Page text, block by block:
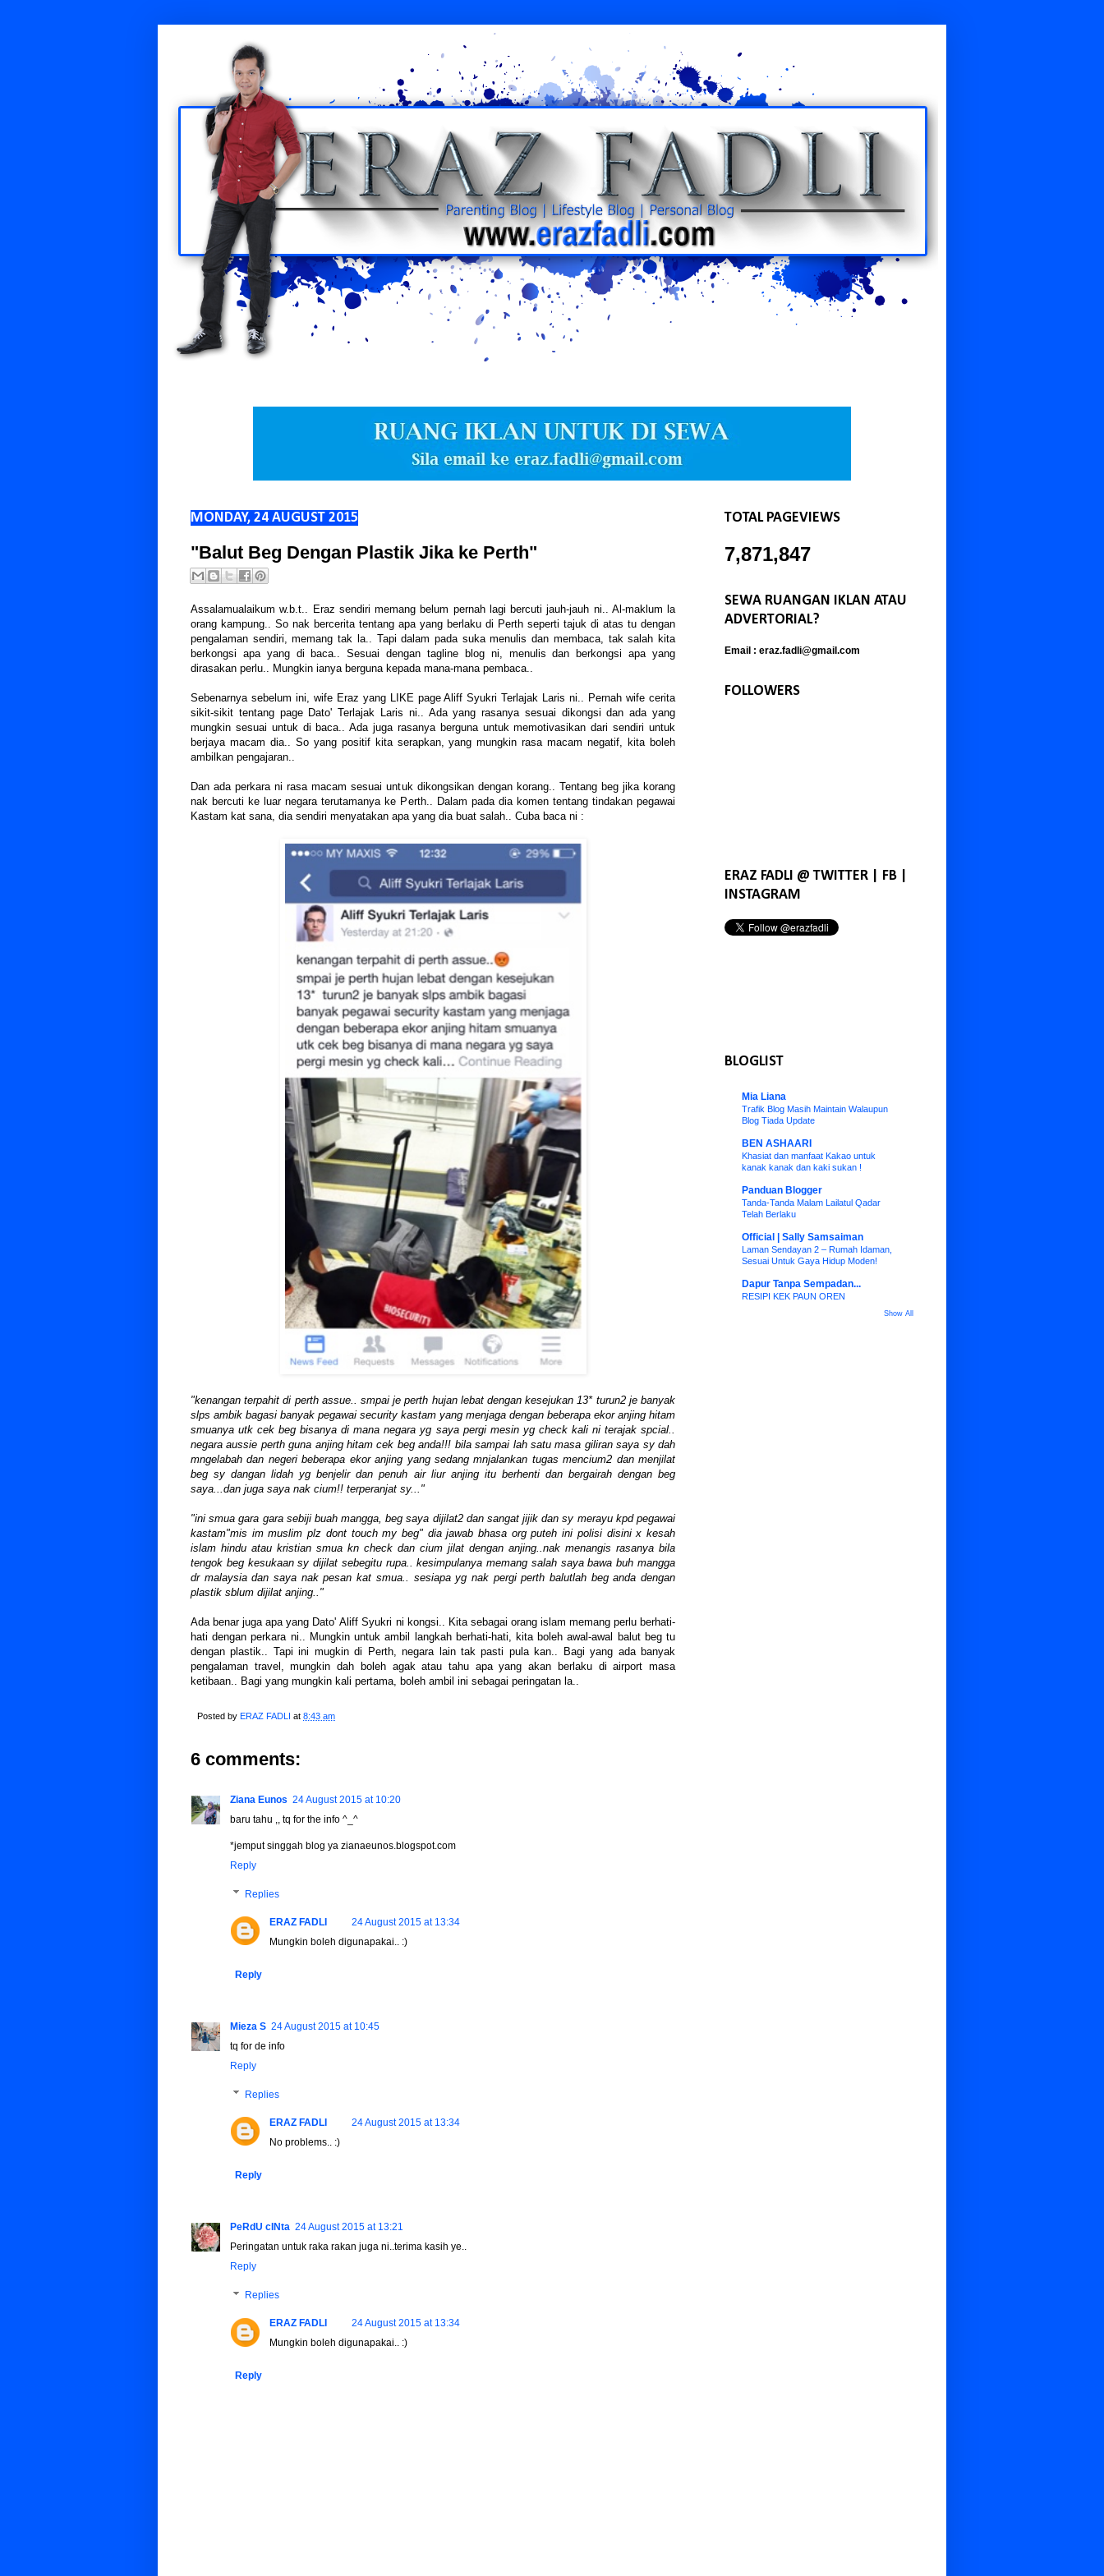
MONDAY, 24 AUGUST 2015
"Balut Beg Dengan Plastik Jika ke Perth"
Assalamualaikum w.b.t.. Eraz sendiri memang belum pernah lagi bercuti jauh-jauh ni.. Al-maklum la
orang kampung.. So nak bercerita tentang apa yang berlaku di Perth seperti tajuk di atas tu dengan
pengalaman sendiri, memang tak la.. Tapi dalam pada suka menulis dan membaca, tak salah kita
berkongsi apa yang di baca.. Sesuai dengan tagline blog ni, menulis dan berkongsi apa yang
dirasakan perlu.. Mungkin ianya berguna kepada mana-mana pembaca..
Sebenarnya sebelum ini, wife Eraz yang LIKE page Aliff Syukri Terlajak Laris ni.. Pernah wife cerita
sikit-sikit tentang page Dato' Terlajak Laris ni.. Ada yang rasanya sesuai dikongsi dan ada yang
mungkin sesuai untuk di baca.. Ada juga rasanya berguna untuk memotivasikan dari sendiri untuk
berjaya macam dia.. So yang positif kita serapkan, yang mungkin rasa macam negatif, kita boleh
ambilkan pengajaran..
Dan ada perkara ni rasa macam sesuai untuk dikongsikan dengan korang.. Tentang beg jika korang
nak bercuti ke luar negara terutamanya ke Perth.. Dalam pada dia komen tentang tindakan pegawai
Kastam kat sana, dia sendiri menyatakan apa yang dia buat salah.. Cuba baca ni :
"kenangan terpahit di perth assue.. smpai je perth hujan lebat dengan kesejukan 13* turun2 je banyak
slps ambik bagasi banyak pegawai security kastam yang menjaga dengan beberapa ekor anjing hitam
smuanya utk cek beg bisanya di mana negara yg saya pergi mesin yg check kali ni terajak spcial..
negara aussie perth guna anjing hitam cek beg anda!!! bila sampai lah satu masa giliran saya sy dah
mngelabah dan negeri beberapa ekor anjing yang sedang mnjalankan tugas mencium2 dan menjilat
beg sy dangan lidah yg benjelir dan penuh air liur anjing itu berhenti dan bergairah dengan beg
saya...dan juga saya nak cium!! terperanjat sy..."
"ini smua gara gara sebiji buah mangga, beg saya dijilat2 dan sangat jijik dan sy merayu kpd pegawai
kastam"mis im muslim plz dont touch my beg" dia jawab bhasa org puteh ini polisi disini x kesah
islam hindu atau kristian smua kn check dan cium jilat dengan anjing..nak menangis rasanya bila
tengok beg kesukaan sy dijilat sebegitu rupa.. kesimpulanya memang salah saya bawa buh mangga
dr malaysia dan saya nak pesan kat smua.. sesiapa yg nak pergi perth balutlah beg anda dengan
plastik sblum dijilat anjing.."
Ada benar juga apa yang Dato'Aliff Syukri ni kongsi.. Kita sebagai orang islam memang perlu berhati-
hati dengan perkara ni.. Mungkin untuk ambil langkah berhati-hati, kita boleh awal-awal balut beg tu
dengan plastik.. Tapi ini mugkin di Perth, negara lain tak pasti pula kan.. Bagi yang ada banyak
pengalaman travel, mungkin dah boleh agak atau tahu apa yang akan berlaku di airport masa
ketibaan.. Bagi yang mungkin kali pertama, boleh ambil ini sebagai peringatan la..
Posted by ERAZ FADLI at 8:43 am
6 comments:
Ziana Eunos 24 August 2015 at 10:20
baru tahu ,, tq for the info ^_^
*jemput singgah blog ya zianaeunos.blogspot.com
Reply
Replies
ERAZ FADLI
24 August 2015 at 13:34
Mungkin boleh digunapakai.. :)
Reply
Mieza S 24 August 2015 at 10:45
tq for de info
Reply
Replies
ERAZ FADLI
24 August 2015 at 13:34
No problems.. :)
Reply
PeRdU cINta 24 August 2015 at 13:21
Peringatan untuk raka rakan juga ni..terima kasih ye..
Reply
Replies
ERAZ FADLI
24 August 2015 at 13:34
Mungkin boleh digunapakai.. :)
Reply
TOTAL PAGEVIEWS
7,871,847
SEWA RUANGAN IKLAN ATAU
ADVERTORIAL?
Email : eraz.fadli@gmail.com
FOLLOWERS
ERAZ FADLI @ TWITTER | FB |
INSTAGRAM
BLOGLIST
Mia Liana
Trafik Blog Masih Maintain Walaupun
Blog Tiada Update
BEN ASHAARI
Khasiat dan manfaat Kakao untuk
kanak kanak dan kaki sukan !
Panduan Blogger
Tanda-Tanda Malam Lailatul Qadar
Telah Berlaku
Official | Sally Samsaiman
Laman Sendayan 2 – Rumah Idaman,
Sesuai Untuk Gaya Hidup Moden!
Dapur Tanpa Sempadan...
RESIPI KEK PAUN OREN
Show All